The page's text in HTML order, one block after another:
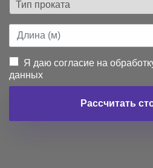
Я даю согласие на
данных
Рассчитать